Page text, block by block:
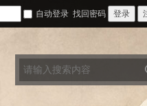
自动登录 找回密码 登录